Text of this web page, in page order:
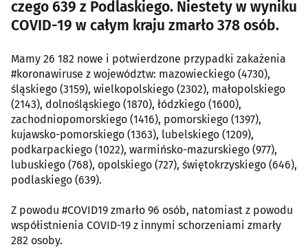
czego 639 z Podlaskiego. Niestety w wyniku
COVID-19 w całym kraju zmarło 378 osób.
Mamy 26 182 nowe i potwierdzone przypadki zakażenia
#koronawiruse z województw: mazowieckiego (4730),
śląskiego (3159), wielkopolskiego (2302), małopolskiego
(2143), dolnośląskiego (1870), łódzkiego (1600),
zachodniopomorskiego (1416), pomorskiego (1397),
kujawsko-pomorskiego (1363), lubelskiego (1209),
podkarpackiego (1022), warmińsko-mazurskiego (977),
lubuskiego (768), opolskiego (727), świętokrzyskiego (646),
podlaskiego (639).
Z powodu #COVID19 zmarło 96 osób, natomiast z powodu
współistnienia COVID-19 z innymi schorzeniami zmarły
282 osoby.